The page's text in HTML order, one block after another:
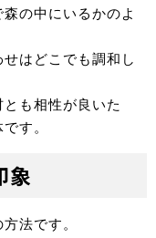
の中にいるかのよ
はどこでも調和し
も相性が良いた
す。
象
法です。